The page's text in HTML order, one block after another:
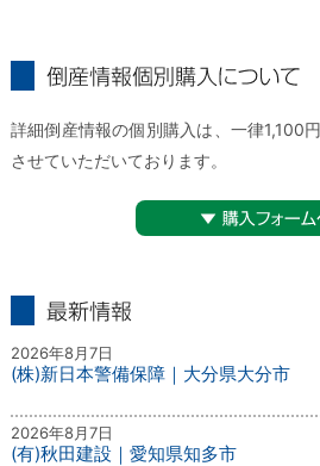
詳細倒産情報の個別購入は、一律1,100
させていただいております。
2026年8月7日
(株)新日本警備保障｜大分県大分市
2026年8月7日
(有)秋田建設｜愛知県知多市